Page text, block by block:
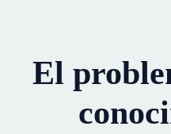
El